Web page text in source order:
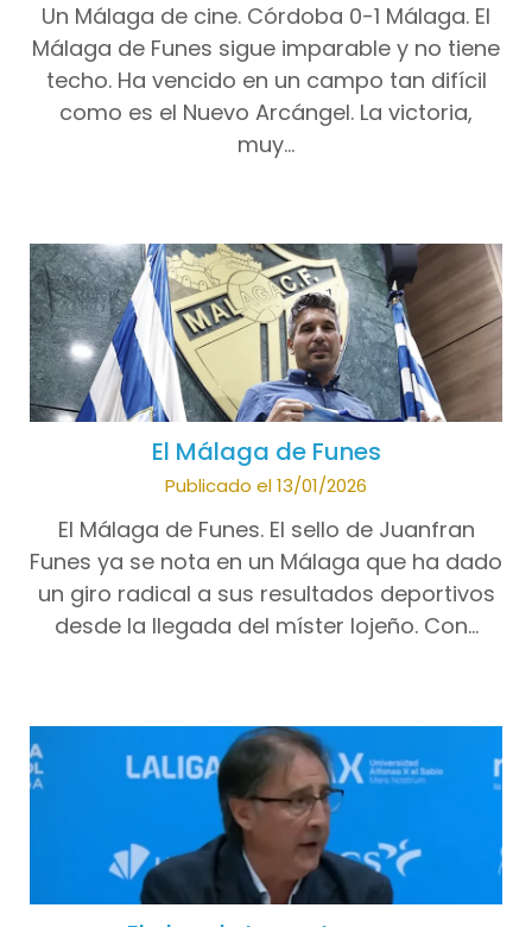
Un Málaga de cine. Córdoba 0-1 Málaga. El
Málaga de Funes sigue imparable y no tiene
techo. Ha vencido en un campo tan difícil
como es el Nuevo Arcángel. La victoria,
muy…
El Málaga de Funes
Publicado el 13/01/2026
El Málaga de Funes. El sello de Juanfran
Funes ya se nota en un Málaga que ha dado
un giro radical a sus resultados deportivos
desde la llegada del míster lojeño. Con…